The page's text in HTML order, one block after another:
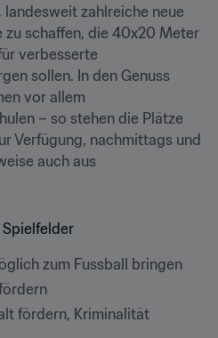
zahlreiche neue
zu schaffen, die 40x20 Meter
verbesserte
sollen. In den Genuss
vor allem
– so stehen die Plätze
Verfügung, nachmittags und
auch aus
zum Fussball bringen
fördern, Kriminalität